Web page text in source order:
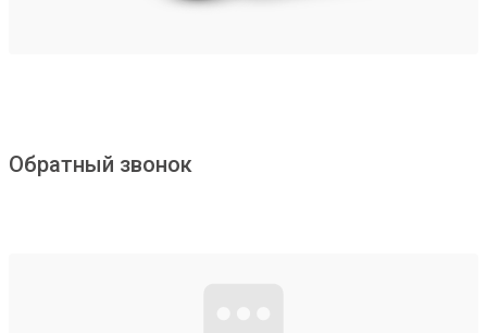
Обратный звонок